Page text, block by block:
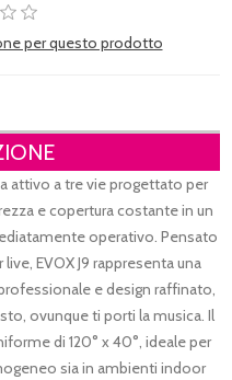
per questo prodotto
attivo a tre vie progettato per
e copertura costante in un
operativo. Pensato
EVOX J9 rappresenta una
e design raffinato,
ovunque ti porti la musica. Il
di 120° x 40°, ideale per
sia in ambienti indoor